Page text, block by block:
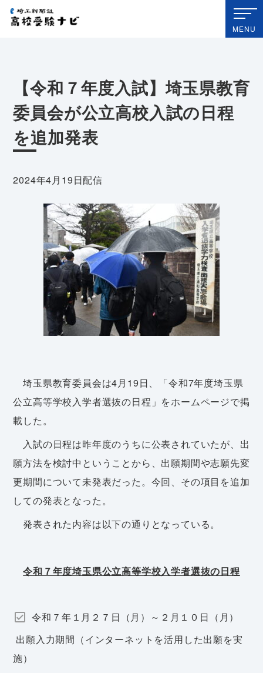
埼玉新聞社 高校受験ナビ
MENU
【令和７年度入試】埼玉県教育
委員会が公立高校入試の日程
を追加発表
2024年4月19日配信
埼玉県教育委員会は4月19日、「令和7年度埼玉県
公立高等学校入学者選抜の日程」をホームページで掲
載した。
入試の日程は昨年度のうちに公表されていたが、出
願方法を検討中ということから、出願期間や志願先変
更期間について未発表だった。今回、その項目を追加
しての発表となった。
発表された内容は以下の通りとなっている。
令和７年度埼玉県公立高等学校入学者選抜の日程
令和７年１月２７日（月）～２月１０日（月）
出願入力期間（インターネットを活用した出願を実
施）